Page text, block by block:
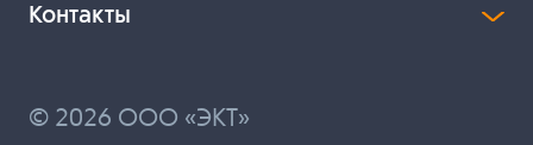
Контакты
© 2026 ООО «ЭКТ»